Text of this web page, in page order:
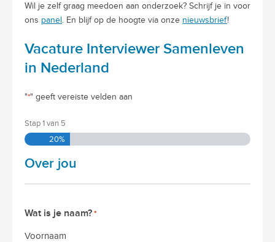
Wil je zelf graag meedoen aan onderzoek? Schrijf je in voor
ons panel . En blijf op de hoogte via onze nieuwsbrief!
Vacature Interviewer Samenleven
in Nederland
"*" geeft vereiste velden aan
Stap 1 van 5
20%
Over jou
Wat is je naam? *
Voornaam